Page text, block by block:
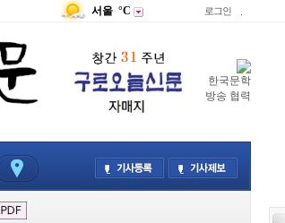
서울 °C 로그인
한국문학
방송 협력